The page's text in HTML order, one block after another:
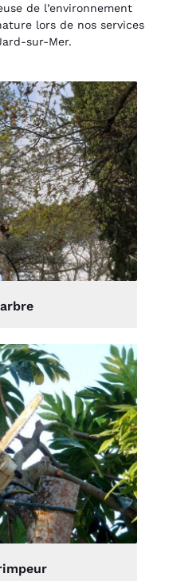
de l’environnement
lors de nos services
sur-Mer.